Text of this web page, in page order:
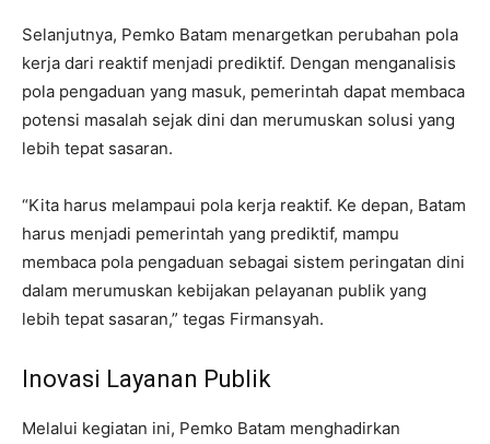
Selanjutnya, Pemko Batam menargetkan perubahan pola
kerja dari reaktif menjadi prediktif. Dengan menganalisis
pola pengaduan yang masuk, pemerintah dapat membaca
potensi masalah sejak dini dan merumuskan solusi yang
lebih tepat sasaran.
“Kita harus melampaui pola kerja reaktif. Ke depan, Batam
harus menjadi pemerintah yang prediktif, mampu
membaca pola pengaduan sebagai sistem peringatan dini
dalam merumuskan kebijakan pelayanan publik yang
lebih tepat sasaran,” tegas Firmansyah.
Inovasi Layanan Publik
Melalui kegiatan ini, Pemko Batam menghadirkan